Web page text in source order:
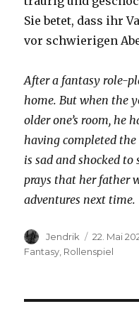
Sie betet, dass ihr
vor schwierigen
After a fantasy role-
home. But when the
older one’s room, he
having completed
is sad and shocked
prays that her father
adventures next time.
Autor
Jendrik
am
22. Mai
Fantasy Rollenspiel